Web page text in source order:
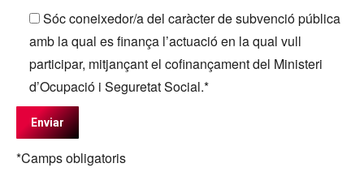
Sóc coneixedor/a del caràcter de subvenció pública
amb la qual es finança l’actuació en la qual vull
participar, mitjançant el cofinançament del Ministeri
d’Ocupació i Seguretat Social.*
*Camps obligatoris